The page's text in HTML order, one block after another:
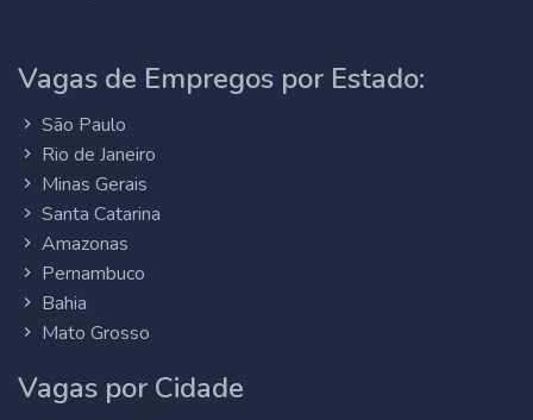
Vagas de Empregos por Estado:
São Paulo
Rio de Janeiro
Minas Gerais
Santa Catarina
Amazonas
Pernambuco
Bahia
Mato Grosso
Vagas por Cidade